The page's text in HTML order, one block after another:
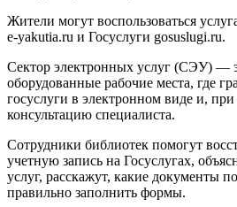
Жители могут воспользоваться
e-yakutia.ru и Госуслуги gosuslugi.ru.
Сектор электронных услуг (СЭУ) —
оборудованные рабочие места, где
госуслуги в электронном виде и,
консультацию специалиста.
Сотрудники библиотек помогут
учетную запись на Госуслугах,
услуг, расскажут, какие документы
правильно заполнить формы.